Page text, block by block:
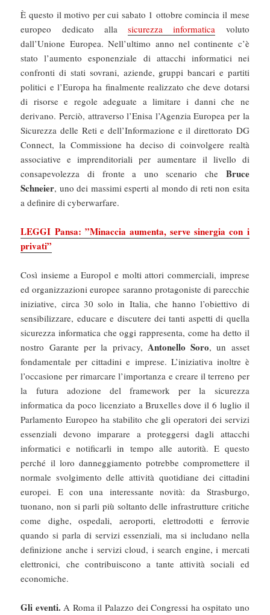
È questo il motivo per cui sabato 1 ottobre comincia il mese
europeo dedicato allasicurezza informatica voluto
dall’Unione Europea. Nell’ultimo anno nel continente c’è
stato l’aumento esponenziale di attacchi informatici nei
confronti di stati sovrani, aziende, gruppi bancari e partiti
politici e l’Europa ha finalmente realizzato che deve dotarsi
di risorse e regole adeguate a limitare i danni che ne
derivano. Perciò, attraverso l’Enisa l’Agenzia Europea per la
Sicurezza delle Reti e dell’Informazione e il direttorato DG
Connect, la Commissione ha deciso di coinvolgere realtà
associative e imprenditoriali per aumentare il livello di
consapevolezza di fronte a uno scenario che Bruce
Schneier, uno dei massimi esperti al mondo di reti non esita
a definire di cyberwarfare.
LEGGI Pansa: ”Minaccia aumenta, serve sinergia con i
privati”
Così insieme a Europol e molti attori commerciali, imprese
ed organizzazioni europee saranno protagoniste di parecchie
iniziative, circa 30 solo in Italia, che hanno l’obiettivo di
sensibilizzare, educare e discutere dei tanti aspetti di quella
sicurezza informatica che oggi rappresenta, come ha detto il
nostro Garante per la privacy, Antonello Soro, un asset
fondamentale per cittadini e imprese. L’iniziativa inoltre è
l’occasione per rimarcare l’importanza e creare il terreno per
la futura adozione del framework per la sicurezza
informatica da poco licenziato a Bruxelles dove il 6 luglio il
Parlamento Europeo ha stabilito che gli operatori dei servizi
essenziali devono imparare a proteggersi dagli attacchi
informatici e notificarli in tempo alle autorità. E questo
perché il loro danneggiamento potrebbe compromettere il
normale svolgimento delle attività quotidiane dei cittadini
europei. E con una interessante novità: da Strasburgo,
tuonano, non si parli più soltanto delle infrastrutture critiche
come dighe, ospedali, aeroporti, elettrodotti e ferrovie
quando si parla di servizi essenziali, ma si includano nella
definizione anche i servizi cloud, i search engine, i mercati
elettronici, che contribuiscono a tante attività sociali ed
economiche.
Gli eventi. A Roma il Palazzo dei Congressi ha ospitato uno